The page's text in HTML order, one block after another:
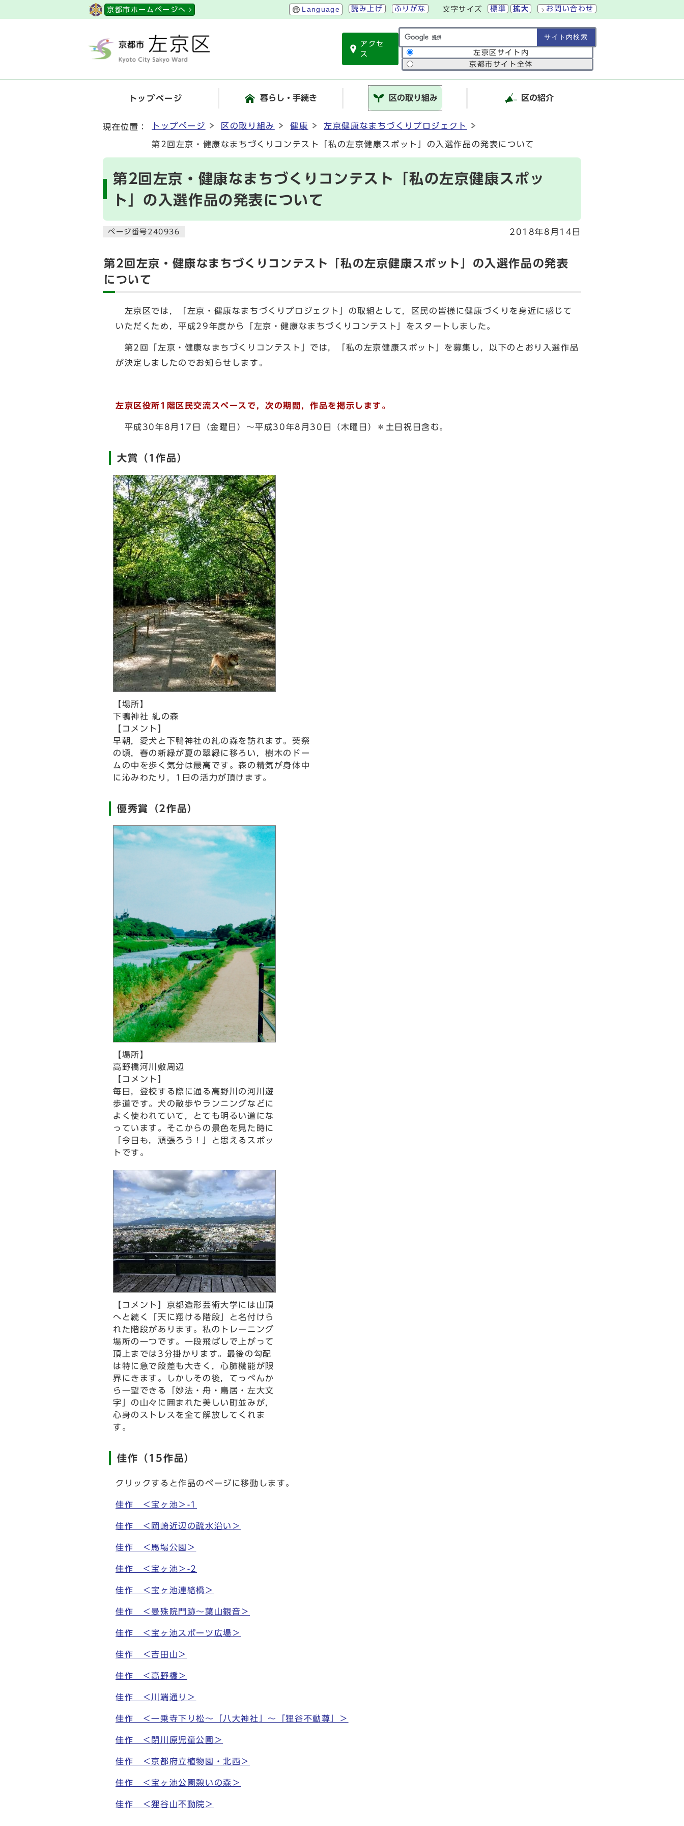
京都市ホームページへ Language 読み上げ ふりがな 文字サイズ 標準 拡大 お問い合わせ
アクセ
ス
サイト内検索の範囲 左京区サイト内
京都市サイト全体
トップページ 暮らし・手続き 区の取り組み 区の紹介
現在位置： トップページ 区の取り組み 健康 左京健康なまちづくりプロジェクト
第2回左京・健康なまちづくりコンテスト「私の左京健康スポット」の入選作品の発表について
第2回左京・健康なまちづくりコンテスト「私の左京健康スポッ
ト」の入選作品の発表について
ページ番号240936 2018年8月14日
第2回左京・健康なまちづくりコンテスト「私の左京健康スポット」の入選作品の発表
について
左京区では，「左京・健康なまちづくりプロジェクト」の取組として，区民の皆様に健康づくりを身近に感じて
いただくため，平成29年度から「左京・健康なまちづくりコンテスト」をスタートしました。
第2回「左京・健康なまちづくりコンテスト」では，「私の左京健康スポット」を募集し，以下のとおり入選作品
が決定しましたのでお知らせします。
左京区役所1階区民交流スペースで，次の期間，作品を掲示します。
平成30年8月17日（金曜日）～平成30年8月30日（木曜日）＊土日祝日含む。
大賞（1作品）
【場所】
下鴨神社 糺の森
【コメント】
早朝，愛犬と下鴨神社の糺の森を訪れます。葵祭
の頃，春の新緑が夏の翠緑に移ろい，樹木のドー
ムの中を歩く気分は最高です。森の精気が身体中
に沁みわたり，1日の活力が頂けます。
優秀賞（2作品）
【場所】
高野橋河川敷周辺
【コメント】
毎日，登校する際に通る高野川の河川遊
歩道です。犬の散歩やランニングなどに
よく使われていて，とても明るい道にな
っています。そこからの景色を見た時に
「今日も，頑張ろう！」と思えるスポッ
トです。
【コメント】京都造形芸術大学には山頂
へと続く「天に翔ける階段」と名付けら
れた階段があります。私のトレーニング
場所の一つです。一段飛ばしで上がって
頂上までは3分掛かります。最後の勾配
は特に急で段差も大きく，心肺機能が限
界にきます。しかしその後，てっぺんか
ら一望できる「妙法・舟・鳥居・左大文
字」の山々に囲まれた美しい町並みが，
心身のストレスを全て解放してくれま
す。
佳作（15作品）
クリックすると作品のページに移動します。
佳作 ＜宝ヶ池＞-1
佳作 ＜岡崎近辺の疏水沿い＞
佳作 ＜馬場公園＞
佳作 ＜宝ヶ池＞-2
佳作 ＜宝ヶ池連絡橋＞
佳作 ＜曼殊院門跡～葉山観音＞
佳作 ＜宝ヶ池スポーツ広場＞
佳作 ＜吉田山＞
佳作 ＜高野橋＞
佳作 ＜川端通り＞
佳作 ＜一乗寺下り松～「八大神社」～「狸谷不動尊」＞
佳作 ＜閉川原児童公園＞
佳作 ＜京都府立植物園・北西＞
佳作 ＜宝ヶ池公園憩いの森＞
佳作 ＜狸谷山不動院＞